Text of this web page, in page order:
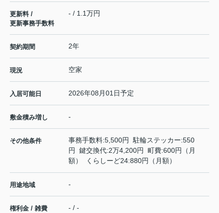
更新料 /
更新事務手数料
- / 1.1万円
契約期間 2年
現況 空家
入居可能日 2026年08月01日予定
敷金積み増し -
その他条件
事務手数料:5,500円 駐輪ステッカー:550
円 鍵交換代:2万4,200円 町費:600円（月
額） くらしーど24:880円（月額）
用途地域 -
権利金 / 雑費 - / -